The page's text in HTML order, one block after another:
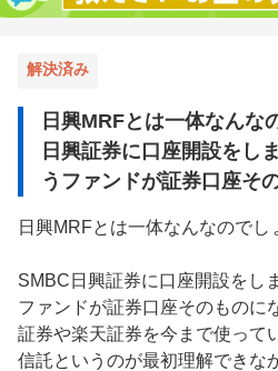
解決済み
日興MRFとは一体なん
日興証券に口座開設をし
うファンドが証券口座そ
日興MRFとは一体なんなのでし
SMBC日興証券に口座開設をし
ファンドが証券口座そのものに
証券や楽天証券を今まで使って
信託というのが最初理解できな